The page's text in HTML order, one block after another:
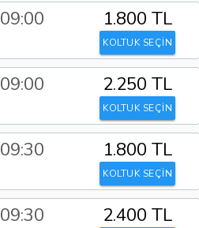
09:00 1.800 TL
KOLTUK SEÇİN
09:00 2.250 TL
KOLTUK SEÇİN
09:30 1.800 TL
KOLTUK SEÇİN
09:30 2.400 TL